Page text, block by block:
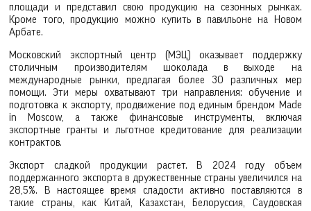
площади и представил свою продукцию на сезонных рынках.
Кроме того, продукцию можно купить в павильоне на Новом
Арбате.
Московский экспортный центр (МЭЦ) оказывает поддержку
столичным производителям шоколада в выходе на
международные рынки, предлагая более 30 различных мер
помощи. Эти меры охватывают три направления: обучение и
подготовка к экспорту, продвижение под единым брендом Made
in Moscow, а также финансовые инструменты, включая
экспортные гранты и льготное кредитование для реализации
контрактов.
Экспорт сладкой продукции растет. В 2024 году объем
поддержанного экспорта в дружественные страны увеличился на
28,5%. В настоящее время сладости активно поставляются в
такие страны, как Китай, Казахстан, Белоруссия, Саудовская